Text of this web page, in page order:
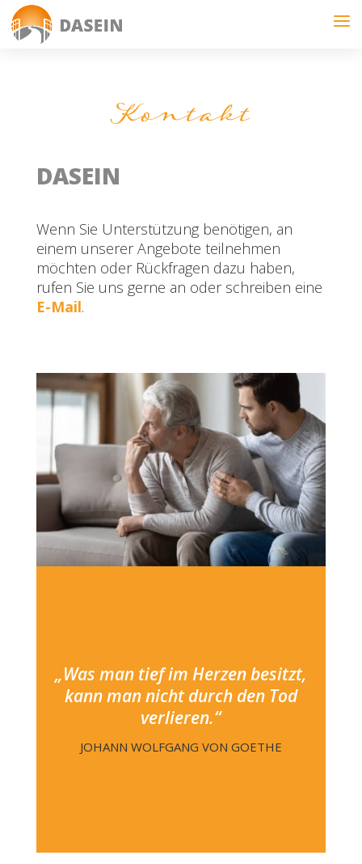
Kontakt
DASEIN
Wenn Sie Unterstützung benötigen, an
einem unserer Angebote teilnehmen
möchten oder Rückfragen dazu haben,
rufen Sie uns gerne an oder schreiben eine
E-Mail.
„Was man tief im Herzen besitzt,
kann man nicht durch den Tod
verlieren.“
JOHANN WOLFGANG VON GOETHE